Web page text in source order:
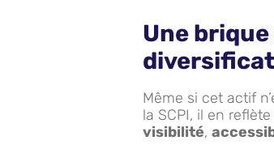
Une
Même si cet actif
la SCPI, il en
visibilité,